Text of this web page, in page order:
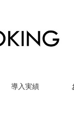
導入実績